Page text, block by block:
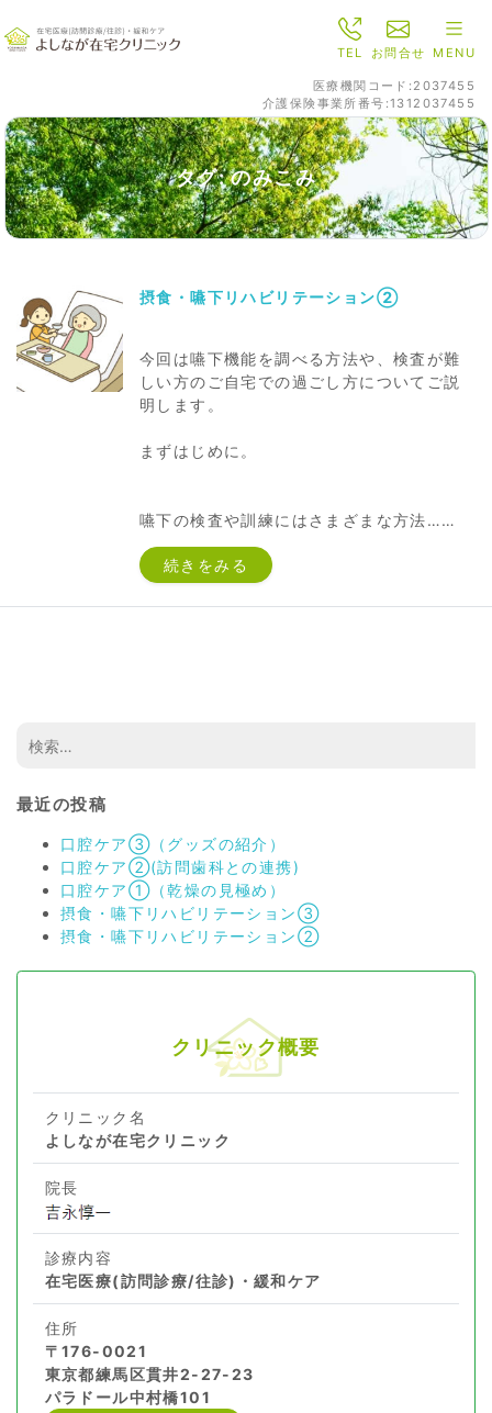
TEL お問合せ MENU
医療機関コード:2037455
介護保険事業所番号:1312037455
タグ: のみこみ
摂食・嚥下リハビリテーション②
今回は嚥下機能を調べる方法や、検査が難
しい方のご自宅での過ごし方についてご説
明します。
まずはじめに。
嚥下の検査や訓練にはさまざまな方法……
続きをみる
最近の投稿
口腔ケア③（グッズの紹介）
口腔ケア②(訪問歯科との連携)
口腔ケア①（乾燥の見極め）
摂食・嚥下リハビリテーション③
摂食・嚥下リハビリテーション②
クリニック概要
クリニック名
よしなが在宅クリニック
院長
診療内容
在宅医療(訪問診療/往診)・緩和ケア
住所
〒176-0021
東京都練馬区貫井2-27-23
パラドール中村橋101